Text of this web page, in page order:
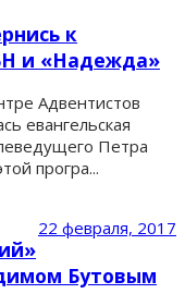
к
и «Надежда»
Адвентистов
евангельская
Петра
програ...
22 февраля, 2017
Бутовым